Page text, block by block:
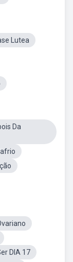
Lutea
Da
DIA 17